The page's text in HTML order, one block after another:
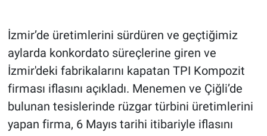
İzmir’de üretimlerini sürdüren ve geçtiğimiz
aylarda konkordato süreçlerine giren ve
İzmir'deki fabrikalarını kapatan TPI Kompozit
firması iflasını açıkladı. Menemen ve Çiğli’de
bulunan tesislerinde rüzgar türbini üretimlerini
yapan firma, 6 Mayıs tarihi itibariyle iflasını